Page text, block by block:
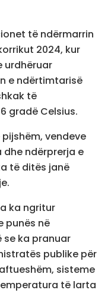
të ndërmarrin
2024, kur
urdhëruar
e ndërtimtarisë
të
gradë Celsius.
pijshëm, vendeve
dhe ndërprerja e
të ditës janë
ka ngritur
punës në
ka pranuar
publike për
sisteme
të larta